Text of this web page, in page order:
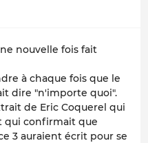
nouvelle fois fait
à chaque fois que le
dire "n'importe quoi".
de Eric Coquerel qui
qui confirmait que
3 auraient écrit pour se